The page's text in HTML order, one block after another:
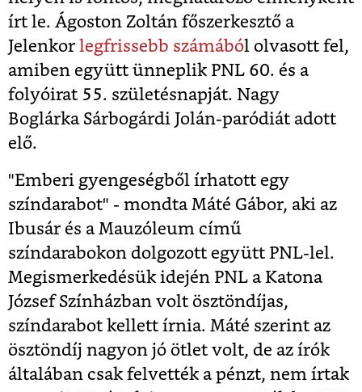
írt le. Ágoston Zoltán főszerkesztő a
Jelenkor legfrissebb számából olvasott fel,
amiben együtt ünneplik PNL 60. és a
folyóirat 55. születésnapját. Nagy
Boglárka Sárbogárdi Jolán-paródiát adott
elő.
"Emberi gyengeségből írhatott egy
színdarabot" - mondta Máté Gábor, aki az
Ibusár és a Mauzóleum című
színdarabokon dolgozott együtt PNL-lel.
Megismerkedésük idején PNL a Katona
József Színházban volt ösztöndíjas,
színdarabot kellett írnia. Máté szerint az
ösztöndíj nagyon jó ötlet volt, de az írók
általában csak felvették a pénzt, nem írtak